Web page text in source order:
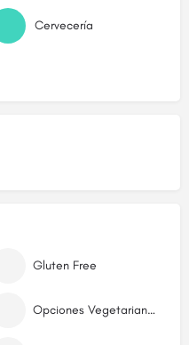
Cervecería
Gluten Free
Opciones Vegetarianas